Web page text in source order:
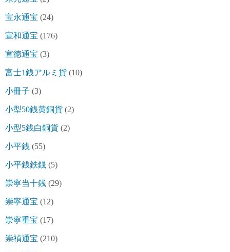
宝永通宝 (24)
宣和通宝 (176)
宣徳通宝 (3)
富士1銭アルミ貨 (10)
小冊子 (3)
小型50銭黄銅貨 (2)
小型5銭白銅貨 (2)
小平銭 (55)
小平銭鉄銭 (5)
崇寧当十銭 (29)
崇寧通宝 (12)
崇寧重宝 (17)
崇禎通宝 (210)